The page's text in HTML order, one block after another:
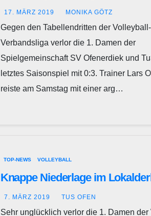
17. MÄRZ 2019 MONIKA GÖTZ
Gegen den Tabellendritten der Volleyball-
Verbandsliga verlor die 1. Damen der
Spielgemeinschaft SV Ofenerdiek und
letztes Saisonspiel mit 0:3. Trainer Lars
reiste am Samstag mit einer arg…
TOP-NEWS VOLLEYBALL
Knappe Niederlage im
7. MÄRZ 2019 TUS OFEN
Sehr unglücklich verlor die 1. Damen der